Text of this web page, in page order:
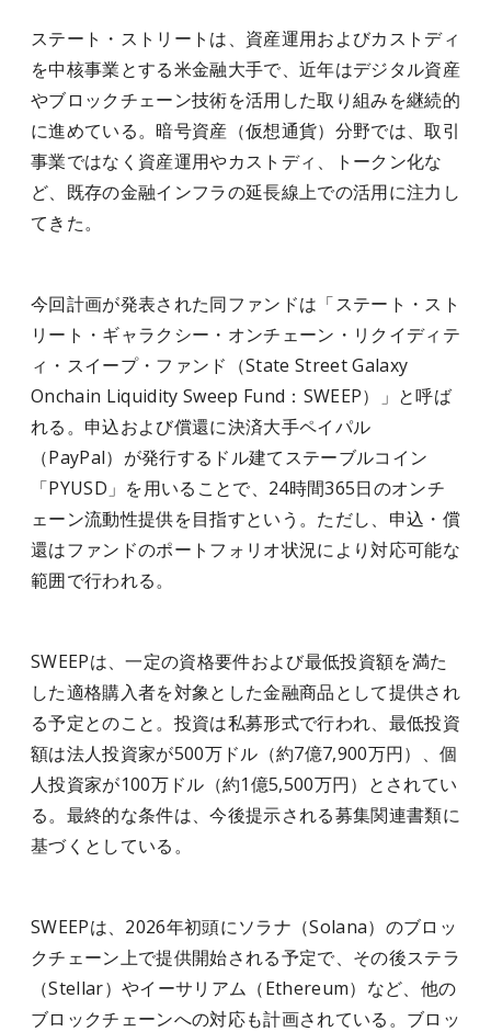
ステート・ストリートは、資産運用およびカストディ
を中核事業とする米金融大手で、近年はデジタル資産
やブロックチェーン技術を活用した取り組みを継続的
に進めている。暗号資産（仮想通貨）分野では、取引
事業ではなく資産運用やカストディ、トークン化な
ど、既存の金融インフラの延長線上での活用に注力し
てきた。
今回計画が発表された同ファンドは「ステート・スト
リート・ギャラクシー・オンチェーン・リクイディテ
ィ・スイープ・ファンド（State Street Galaxy
Onchain Liquidity Sweep Fund：SWEEP）」と呼ば
れる。申込および償還に決済大手ペイパル
（PayPal）が発行するドル建てステーブルコイン
「PYUSD」を用いることで、24時間365日のオンチ
ェーン流動性提供を目指すという。ただし、申込・償
還はファンドのポートフォリオ状況により対応可能な
範囲で行われる。
SWEEPは、一定の資格要件および最低投資額を満た
した適格購入者を対象とした金融商品として提供され
る予定とのこと。投資は私募形式で行われ、最低投資
額は法人投資家が500万ドル（約7億7,900万円）、個
人投資家が100万ドル（約1億5,500万円）とされてい
る。最終的な条件は、今後提示される募集関連書類に
基づくとしている。
SWEEPは、2026年初頭にソラナ（Solana）のブロッ
クチェーン上で提供開始される予定で、その後ステラ
（Stellar）やイーサリアム（Ethereum）など、他の
ブロックチェーンへの対応も計画されている。ブロッ